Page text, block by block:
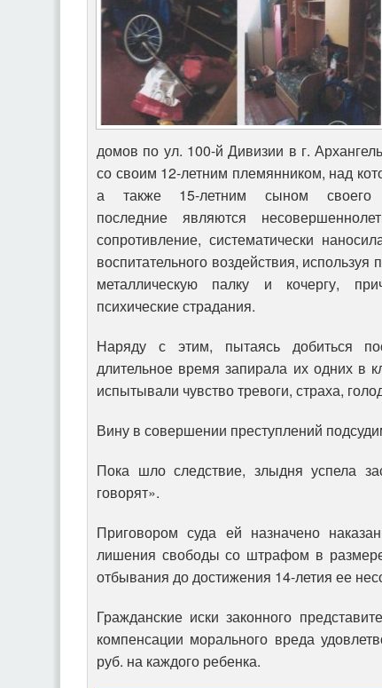
домов по ул. 100-й Дивизии в г.
со своим 12-летним племянником, над
а также 15-летним сыном своего
последние
являются
сопротивление, систематически
воспитательного воздействия,
металлическую палку и кочергу,
психические страдания.
Наряду с этим, пытаясь добиться
длительное время запирала их одних в
испытывали чувство тревоги, страха,
Вину в совершении преступлений
Пока шло следствие, злыдня успела
говорят».
Приговором суда ей назначено
лишения свободы со штрафом в
отбывания до достижения 14-летия ее
Гражданские иски законного
компенсации морального вреда
руб. на каждого ребенка.